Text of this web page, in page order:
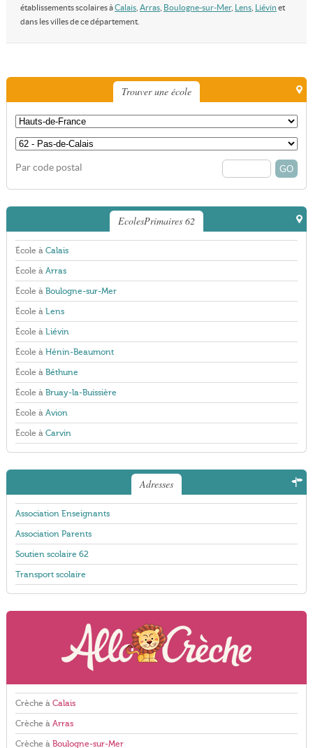
établissements scolaires àCalais, Arras, Boulogne-sur-Mer, Lens, Liévin et
dans les villes de ce département.
Trouver une école
Par code postal
EcolesPrimaires 62
École à Calais
École à Arras
École à Boulogne-sur-Mer
École à Lens
École à Liévin
École à Hénin-Beaumont
École à Béthune
École à Bruay-la-Buissière
École à Avion
École à Carvin
Adresses
Association Enseignants
Association Parents
Soutien scolaire 62
Transport scolaire
Crèche à Calais
Crèche à Arras
Crèche à Boulogne-sur-Mer